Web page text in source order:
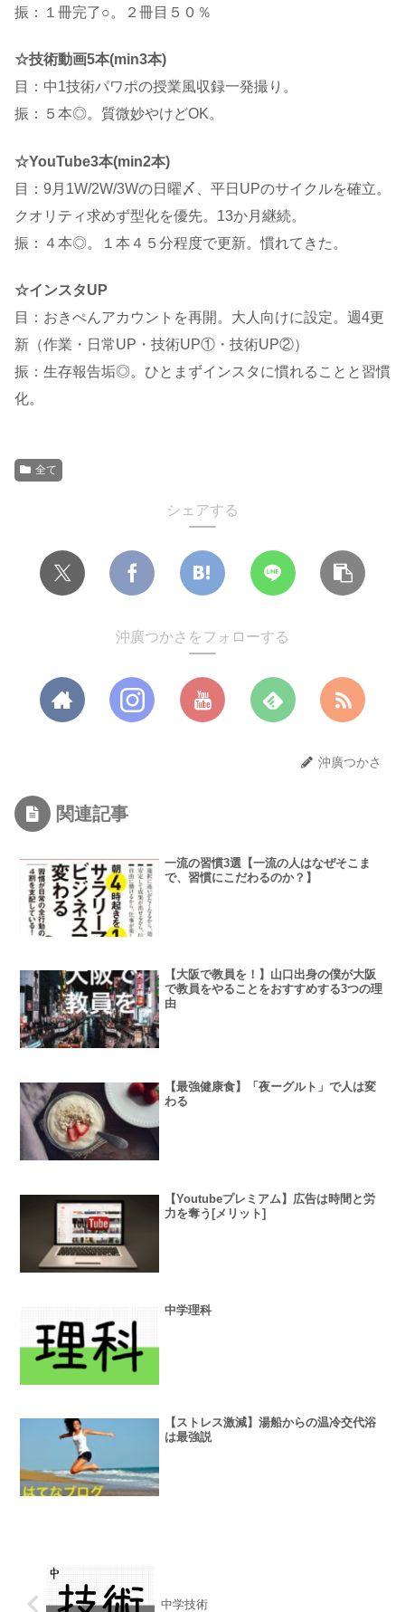
振：１冊完了○。２冊目５０％
☆技術動画5本(min3本)
目：中1技術パワポの授業風収録一発撮り。
振：５本◎。質微妙やけどOK。
☆YouTube3本(min2本)
目：9月1W/2W/3Wの日曜〆、平日UPのサイクルを確立。
クオリティ求めず型化を優先。13か月継続。
振：４本◎。１本４５分程度で更新。慣れてきた。
☆インスタUP
目：おきぺんアカウントを再開。大人向けに設定。週4更
新（作業・日常UP・技術UP①・技術UP②）
振：生存報告垢◎。ひとまずインスタに慣れることと習慣
化。
全て
シェアする
沖廣つかさをフォローする
沖廣つかさ
関連記事
一流の習慣3選【一流の人はなぜそこま
で、習慣にこだわるのか？】
【大阪で教員を！】山口出身の僕が大阪
で教員をやることをおすすめする3つの理
由
【最強健康食】「夜ーグルト」で人は変
わる
【Youtubeプレミアム】広告は時間と労
力を奪う[メリット]
中学理科
【ストレス激減】湯船からの温冷交代浴
は最強説
中学技術